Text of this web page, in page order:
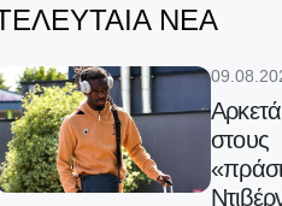
ΝΈΑ
στους